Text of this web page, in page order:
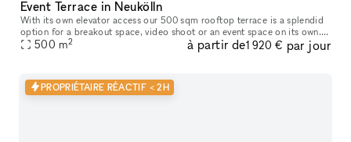
Event Terrace in Neukölln
With its own elevator access our 500 sqm rooftop terrace is a splendid
option for a breakout space, video shoot or an event space on its own.
During summertimes the rooftop offers the perfect setting
500 m2 à partir de1 920 € par jour
PROPRIÉTAIRE RÉACTIF < 2H